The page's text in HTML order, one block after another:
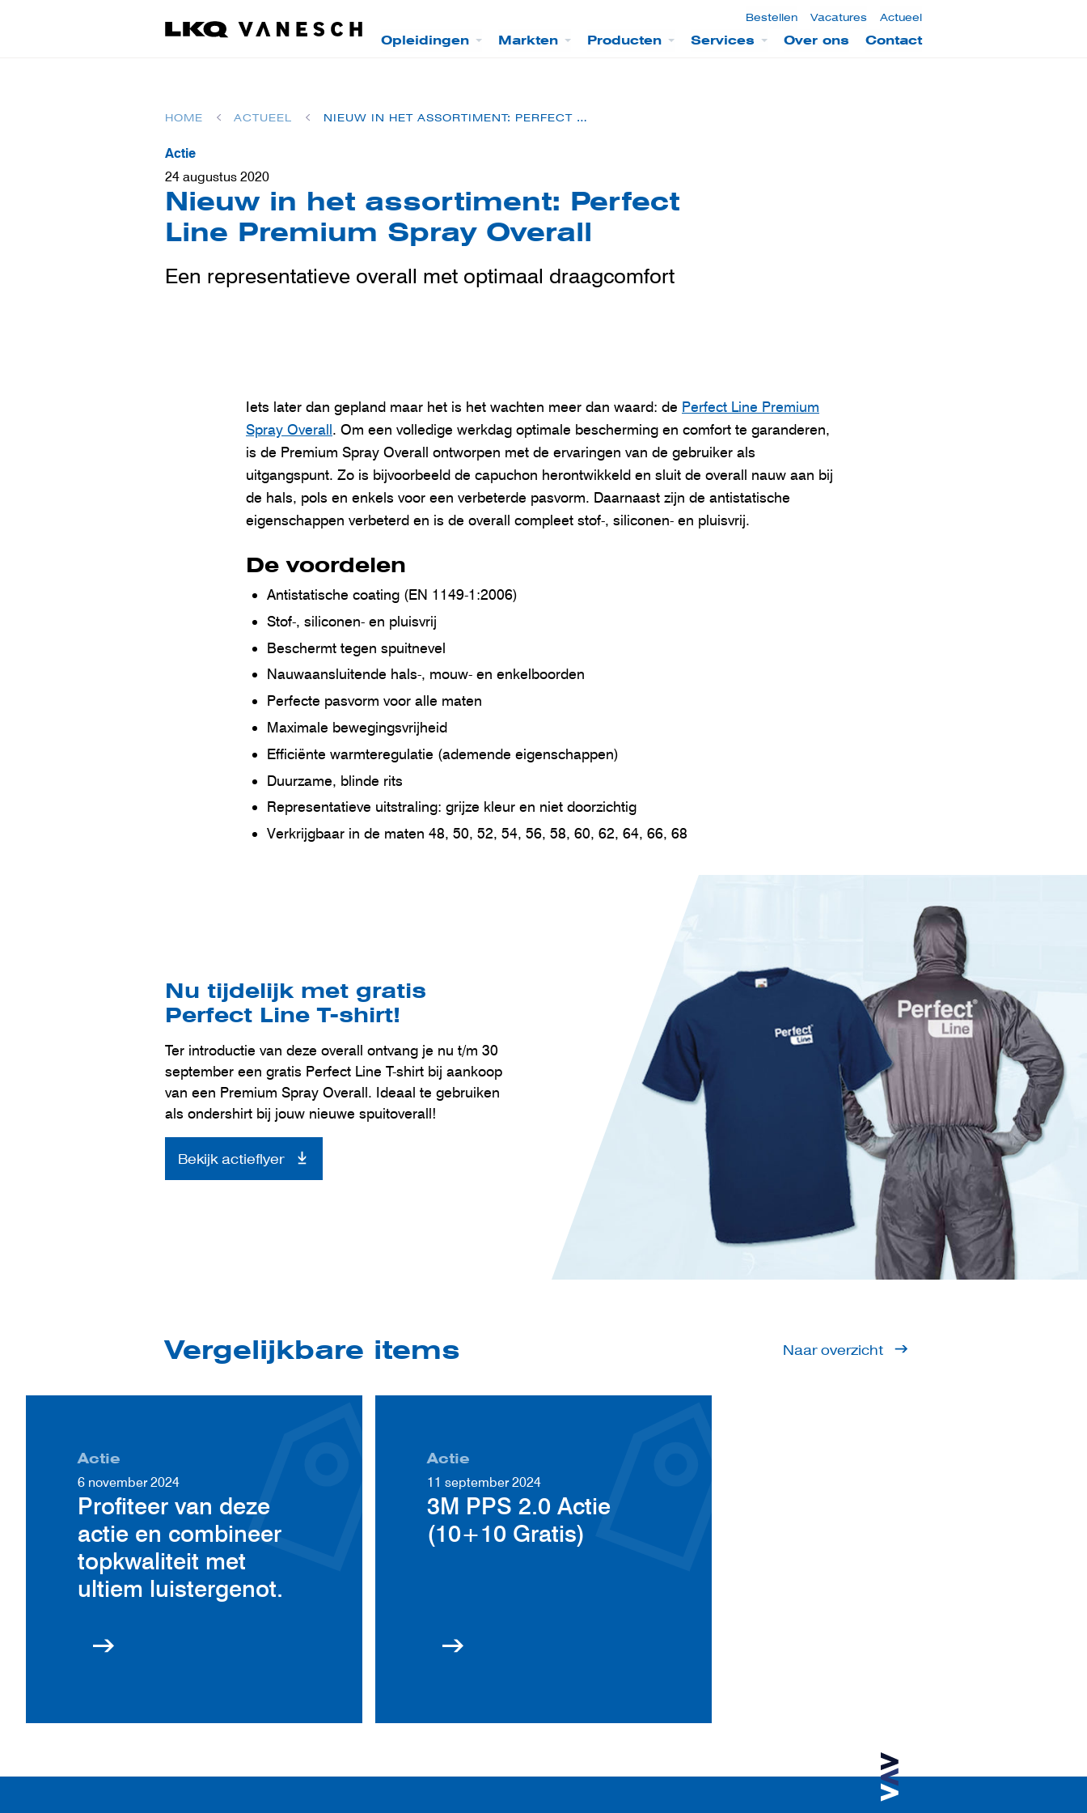
Bestellen Vacatures Actueel
Opleidingen Markten Producten Services Over ons Contact
HOME ACTUEEL NIEUW IN HET ASSORTIMENT: PERFECT LINE PREMIUM SPRAY OVERALL
Actie
24 augustus 2020
Nieuw in het assortiment: Perfect
Line Premium Spray Overall
Een representatieve overall met optimaal draagcomfort
Iets later dan gepland maar het is het wachten meer dan waard: de Perfect Line Premium
Spray Overall. Om een volledige werkdag optimale bescherming en comfort te garanderen,
is de Premium Spray Overall ontworpen met de ervaringen van de gebruiker als
uitgangspunt. Zo is bijvoorbeeld de capuchon herontwikkeld en sluit de overall nauw aan bij
de hals, pols en enkels voor een verbeterde pasvorm. Daarnaast zijn de antistatische
eigenschappen verbeterd en is de overall compleet stof-, siliconen- en pluisvrij.
De voordelen
Antistatische coating (EN 1149-1:2006)
Stof-, siliconen- en pluisvrij
Beschermt tegen spuitnevel
Nauwaansluitende hals-, mouw- en enkelboorden
Perfecte pasvorm voor alle maten
Maximale bewegingsvrijheid
Efficiënte warmteregulatie (ademende eigenschappen)
Duurzame, blinde rits
Representatieve uitstraling: grijze kleur en niet doorzichtig
Verkrijgbaar in de maten 48, 50, 52, 54, 56, 58, 60, 62, 64, 66, 68
Nu tijdelijk met gratis
Perfect Line T-shirt!
Ter introductie van deze overall ontvang je nu t/m 30
september een gratis Perfect Line T-shirt bij aankoop
van een Premium Spray Overall. Ideaal te gebruiken
als ondershirt bij jouw nieuwe spuitoverall!
Bekijk actieflyer
Vergelijkbare items Naar overzicht
Actie
6 november 2024
Profiteer van deze
actie en combineer
topkwaliteit met
ultiem luistergenot.
Actie
11 september 2024
3M PPS 2.0 Actie
(10+10 Gratis)